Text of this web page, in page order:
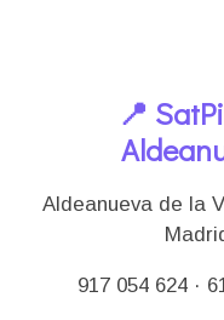
📍
Aldeanueva de la
917 054 624 ·